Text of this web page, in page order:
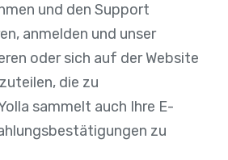
und den Support
anmelden und unser
oder sich auf der Website
die zu
sammelt auch Ihre E-
zu